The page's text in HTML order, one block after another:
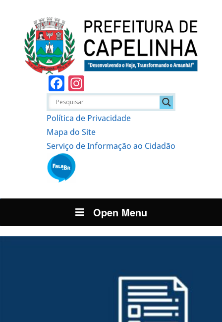
Facebook
Política de Privacidade
Mapa do Site
Serviço de Informação ao Cidadão
Open Menu